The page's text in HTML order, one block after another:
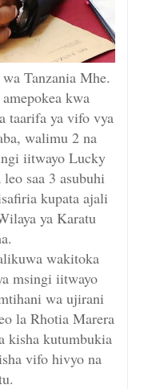
Tanzania Mhe.
kwa
taarifa ya vifo vya
walimu 2 na
iitwayo Lucky
saa 3 asubuhi
kupata ajali
ya Karatu
wakitoka
msingi iitwayo
wa ujirani
la Rhotia Marera
kisha kutumbukia
vifo hivyo na